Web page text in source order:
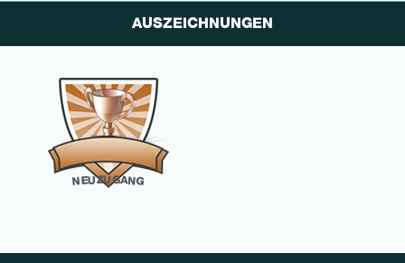
AUSZEICHNUNGEN
NEUZUGANG